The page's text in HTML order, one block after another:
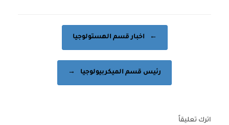
← اخبار قسم الهستولوجيا
رئيس قسم الميكربيولوجيا →
اترك تعليقاً